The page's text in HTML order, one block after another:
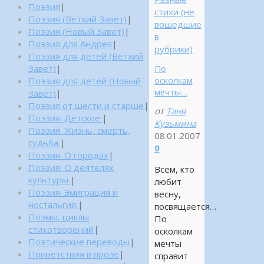
стихи (не
вошедшие
в
рубрики)
По
осколкам
мечты…
от Таня
Кузьмина
08.01.2007
0
Всем, кто
любит
весну,
посвящается…
По
осколкам
мечты
справит
Поэзия |
Поэзия (Ветхий Завет) |
Поэзия (Новый Завет) |
Поэзия для Андрея |
Поэзия для детей (Ветхий
Завет) |
Поэзия для детей (Новый
Завет) |
Поэзия от шести и старше |
Поэзия. Детское. |
Поэзия. Жизнь, смерть,
судьба. |
Поэзия. О городах |
Поэзия. О деятелях
культуры. |
Поэзия. Эмиграция и
ностальгия. |
Поэмы, циклы
стихотворений |
Поэтические переводы |
Приветствия в прозе |